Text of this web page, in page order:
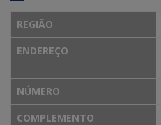
REGIÃO
ENDEREÇO
NÚMERO
COMPLEMENTO